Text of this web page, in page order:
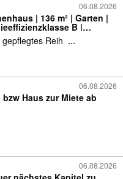
06.08.2026
| 136 m² | Garten |
B |
Reih ...
06.08.2026
Haus zur Miete ab
06.08.2026